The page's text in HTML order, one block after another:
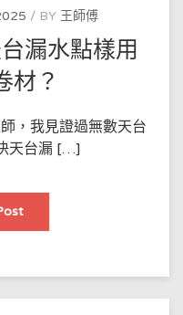
住
宅
點
樣
解
決
外
水？
BY 王師傅
漏水點樣用
材？
，我見證過無數天台
天台漏 […]
香
防
技：
台